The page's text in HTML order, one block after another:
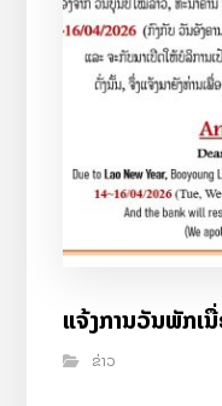
ແຈ້ງການວັນພັກເ
ຂ່າວ